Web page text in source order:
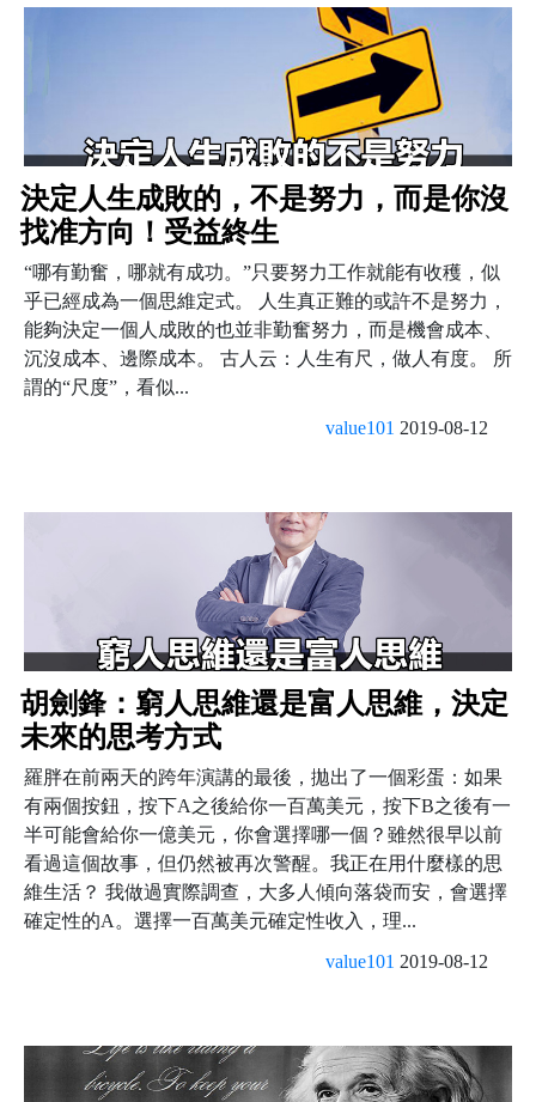
決定人生成敗的，不是努力，而是你沒
找准方向！受益終生
“哪有勤奮，哪就有成功。”只要努力工作就能有收穫，似
乎已經成為一個思維定式。 人生真正難的或許不是努力，
能夠決定一個人成敗的也並非勤奮努力，而是機會成本、
沉沒成本、邊際成本。 古人云：人生有尺，做人有度。 所
謂的“尺度”，看似...
value101 2019-08-12
胡劍鋒：窮人思維還是富人思維，決定
未來的思考方式
羅胖在前兩天的跨年演講的最後，拋出了一個彩蛋：如果
有兩個按鈕，按下A之後給你一百萬美元，按下B之後有一
半可能會給你一億美元，你會選擇哪一個？雖然很早以前
看過這個故事，但仍然被再次警醒。我正在用什麼樣的思
維生活？ 我做過實際調查，大多人傾向落袋而安，會選擇
確定性的A。選擇一百萬美元確定性收入，理...
value101 2019-08-12